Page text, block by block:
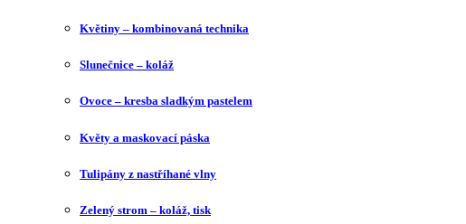
Květiny – kombinovaná technika
Slunečnice – koláž
Ovoce – kresba sladkým pastelem
Květy a maskovací páska
Tulipány z nastříhané vlny
Zelený strom – koláž, tisk